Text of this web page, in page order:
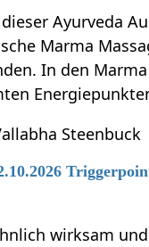
Ayurveda
Marma
In den
Steenbuck
wirksam und